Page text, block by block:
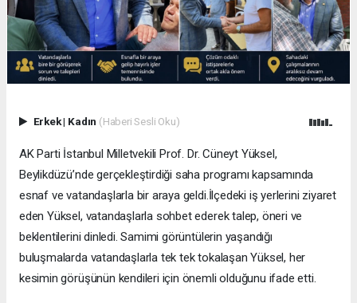
Erkek| Kadın (Haberi Sesli Oku)
AK Parti İstanbul Milletvekili Prof. Dr. Cüneyt Yüksel,
Beylikdüzü’nde gerçekleştirdiği saha programı kapsamında
esnaf ve vatandaşlarla bir araya geldi.İlçedeki iş yerlerini ziyaret
eden Yüksel, vatandaşlarla sohbet ederek talep, öneri ve
beklentilerini dinledi. Samimi görüntülerin yaşandığı
buluşmalarda vatandaşlarla tek tek tokalaşan Yüksel, her
kesimin görüşünün kendileri için önemli olduğunu ifade etti.